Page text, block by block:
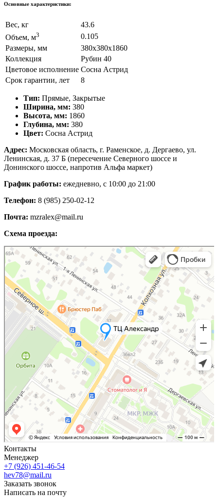
Основные характеристики:
Вес, кг
43.6
Объем, м3
0.105
Размеры, мм
380х380х1860
Коллекция
Рубин 40
Цветовое исполнение Сосна Астрид
Срок гарантии, лет
8
Тип: Прямые, Закрытые
Ширина, мм: 380
Высота, мм: 1860
Глубина, мм: 380
Цвет: Сосна Астрид
Адрес: Московская область, г. Раменское, д. Дергаево, ул.
Ленинская, д. 37 Б (пересечение Северного шоссе и
Донинского шоссе, напротив Альфа маркет)
График работы: ежедневно, с 10:00 до 21:00
Телефон: 8 (985) 250-02-12
Почта: mzralex@mail.ru
Схема проезда:
Яндекс Карты
Яндекс Карты — транспорт, навигация, поиск мест
Контакты
Менеджер
+7 (926) 451-46-54
hev78@mail.ru
Заказать звонок
Написать на почту